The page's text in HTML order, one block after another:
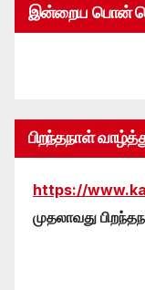
இன்றைய பொன்
பிறந்தநாள்
https://
முதலாவது